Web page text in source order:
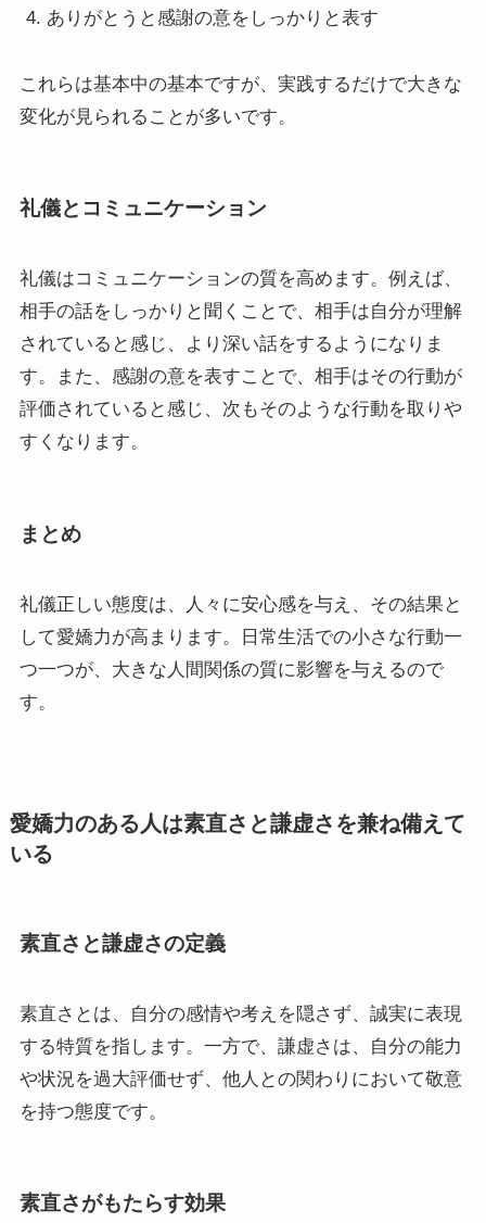
ありがとうと感謝の意をしっかりと表す
これらは基本中の基本ですが、実践するだけで大きな
変化が見られることが多いです。
礼儀とコミュニケーション
礼儀はコミュニケーションの質を高めます。例えば、
相手の話をしっかりと聞くことで、相手は自分が理解
されていると感じ、より深い話をするようになりま
す。また、感謝の意を表すことで、相手はその行動が
評価されていると感じ、次もそのような行動を取りや
すくなります。
まとめ
礼儀正しい態度は、人々に安心感を与え、その結果と
して愛嬌力が高まります。日常生活での小さな行動一
つ一つが、大きな人間関係の質に影響を与えるので
す。
愛嬌力のある人は素直さと謙虚さを兼ね備えて
いる
素直さと謙虚さの定義
素直さとは、自分の感情や考えを隠さず、誠実に表現
する特質を指します。一方で、謙虚さは、自分の能力
や状況を過大評価せず、他人との関わりにおいて敬意
を持つ態度です。
素直さがもたらす効果